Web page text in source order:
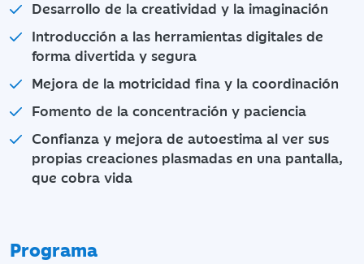
Desarrollo de la creatividad y la imaginación
Introducción a las herramientas digitales de
forma divertida y segura
Mejora de la motricidad fina y la coordinación
Fomento de la concentración y paciencia
Confianza y mejora de autoestima al ver sus
propias creaciones plasmadas en una pantalla,
que cobra vida
Programa